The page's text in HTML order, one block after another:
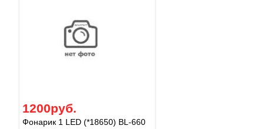
1200руб.
Фонарик 1 LED (*18650) BL-660